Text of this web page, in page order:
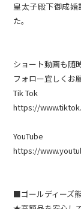
皇太子殿下御成
た。
ショート動画も随
フォロー宜しくお
Tik Tok
https://
YouTube
https://
■ゴールディーズ